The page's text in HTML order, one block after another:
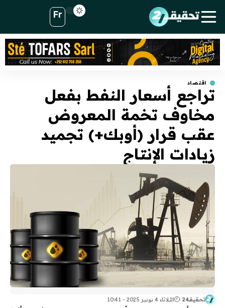
Fr
اقتصاد
تراجع أسعار النفط بفعل
مخاوف تخمة المعروض
عقب قرار (أوبك+) تجميد
زيادات الإنتاج
تحقيقـ24 الثلاثاء 4 نونبر 2025 - 10:41